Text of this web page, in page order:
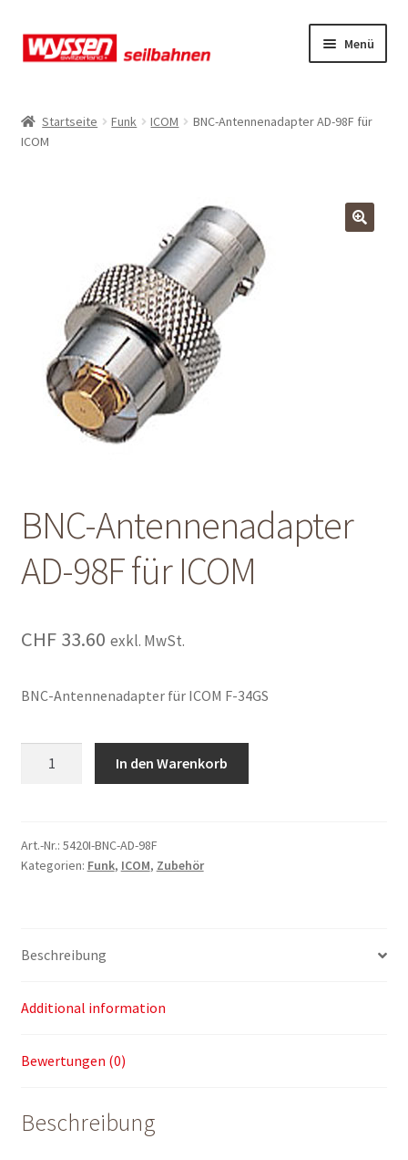
Zur
Navigation
Zum
Inhalt
Menü
Kasse
Mein Konto
Mein Konto
Mein Konto
Warenkorb
Warenkorb
Startseite Funk ICOM
BNC-Antennenadapter AD-98F für
ICOM
BNC-Antennenadapter
AD-98F für ICOM
CHF33.60 exkl. MwSt.
BNC-Antennenadapter für ICOM F-34GS
für
ICOM
In den Warenkorb
Art.-Nr.: 5420I-BNC-AD-98F
Kategorien: Funk, ICOM, Zubehör
Beschreibung
Additional information
Bewertungen (0)
Beschreibung